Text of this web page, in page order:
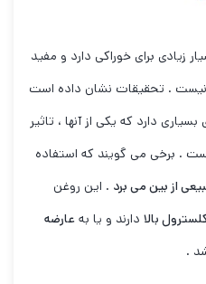
زیادی برای خوراکی دارد و مفید
. تحقیقات نشان داده است
دارد که یکی از آنها ، تاثیر
. برخی می گویند که استفاده
از بین می برد . این روغن
بالا دارند و یا به عارضه
.